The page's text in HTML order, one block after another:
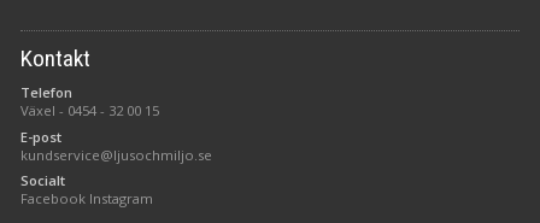
Kontakt
Telefon
Växel - 0454 - 32 00 15
E-post
kundservice@ljusochmiljo.se
Socialt
Facebook Instagram